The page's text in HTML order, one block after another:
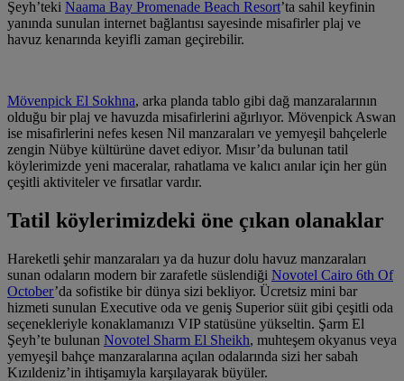
Şeyh’teki Naama Bay Promenade Beach Resort’ta sahil keyfinin
yanında sunulan internet bağlantısı sayesinde misafirler plaj ve
havuz kenarında keyifli zaman geçirebilir.
Mövenpick El Sokhna, arka planda tablo gibi dağ manzaralarının
olduğu bir plaj ve havuzda misafirlerini ağırlıyor. Mövenpick Aswan
ise misafirlerini nefes kesen Nil manzaraları ve yemyeşil bahçelerle
zengin Nübye kültürüne davet ediyor. Mısır’da bulunan tatil
köylerimizde yeni maceralar, rahatlama ve kalıcı anılar için her gün
çeşitli aktiviteler ve fırsatlar vardır.
Tatil köylerimizdeki öne çıkan olanaklar
Hareketli şehir manzaraları ya da huzur dolu havuz manzaraları
sunan odaların modern bir zarafetle süslendiği Novotel Cairo 6th Of
October’da sofistike bir dünya sizi bekliyor. Ücretsiz mini bar
hizmeti sunulan Executive oda ve geniş Superior süit gibi çeşitli oda
seçenekleriyle konaklamanızı VIP statüsüne yükseltin. Şarm El
Şeyh’te bulunan Novotel Sharm El Sheikh, muhteşem okyanus veya
yemyeşil bahçe manzaralarına açılan odalarında sizi her sabah
Kızıldeniz’in ihtişamıyla karşılayarak büyüler.